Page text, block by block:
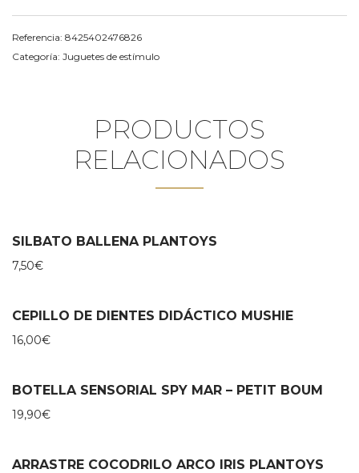
Referencia: 8425402476826
Categoría: Juguetes de estímulo
PRODUCTOS
RELACIONADOS
SILBATO BALLENA PLANTOYS
7,50€
CEPILLO DE DIENTES DIDÁCTICO MUSHIE
16,00€
BOTELLA SENSORIAL SPY MAR – PETIT BOUM
19,90€
ARRASTRE COCODRILO ARCO IRIS PLANTOYS